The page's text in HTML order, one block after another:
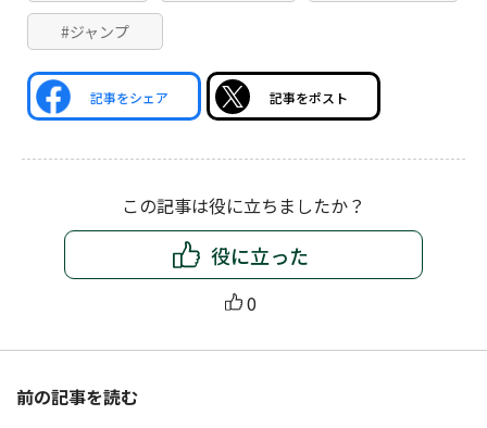
#ジャンプ
記事をシェア 記事をポスト
この記事は役に立ちましたか？
役に立った
0
前の記事を読む